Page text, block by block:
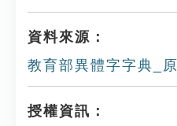
資料來源：
教育部異體字字典_原
授權資訊：